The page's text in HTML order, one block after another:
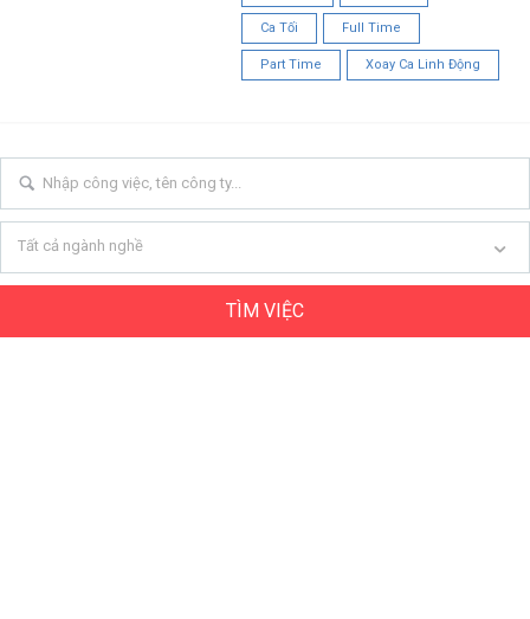
Ca Tối Full Time
Part Time Xoay Ca Linh Động
Tất cả ngành nghề